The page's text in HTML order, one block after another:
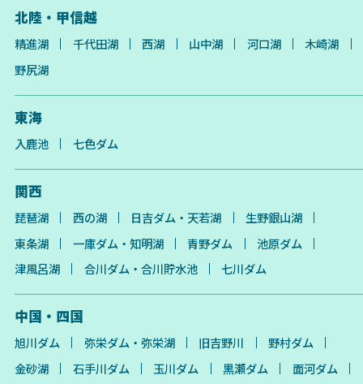
北陸・甲信越
精進湖 千代田湖 西湖 山中湖 河口湖
木崎湖
野尻湖
東海
入鹿池 七色ダム
関西
琵琶湖 西の湖 日吉ダム・天若湖
生野銀山湖
東条湖
一庫ダム・知明湖 青野ダム
池原ダム
津風呂湖
合川ダム・合川貯水池 七川ダム
中国・四国
旭川ダム 弥栄ダム・弥栄湖 旧吉野川
野村ダム
金砂湖
石手川ダム 玉川ダム 黒瀬ダム
面河ダム